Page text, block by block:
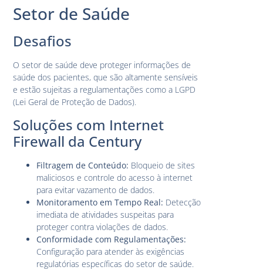
Setor de Saúde
Desafios
O setor de saúde deve proteger informações de
saúde dos pacientes, que são altamente sensíveis
e estão sujeitas a regulamentações como a LGPD
(Lei Geral de Proteção de Dados).
Soluções com Internet
Firewall da Century
Filtragem de Conteúdo: Bloqueio de sites
maliciosos e controle do acesso à internet
para evitar vazamento de dados.
Monitoramento em Tempo Real: Detecção
imediata de atividades suspeitas para
proteger contra violações de dados.
Conformidade com Regulamentações:
Configuração para atender às exigências
regulatórias específicas do setor de saúde.